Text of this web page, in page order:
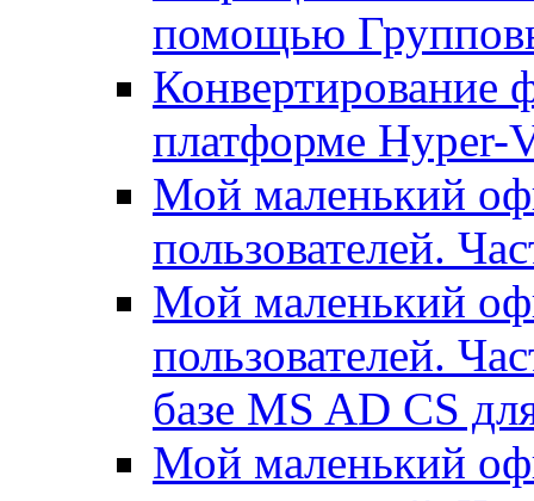
помощью
Конвертирование
платформе Hyper-
Мой маленький
пользователей.
Мой маленький
пользователей.
базе MS AD CS
Мой маленький